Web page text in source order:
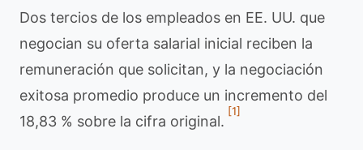
Dos tercios de los empleados en EE. UU. que
negocian su oferta salarial inicial reciben la
remuneración que solicitan, y la negociación
exitosa promedio produce un incremento del
18,83 % sobre la cifra original.
[1]